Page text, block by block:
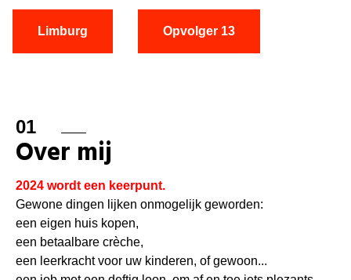
Limburg Opvolger 13
01
Over mij
2024 wordt een keerpunt.
Gewone dingen lijken onmogelijk geworden:
een eigen huis kopen,
een betaalbare crèche,
een leerkracht voor uw kinderen, of gewoon...